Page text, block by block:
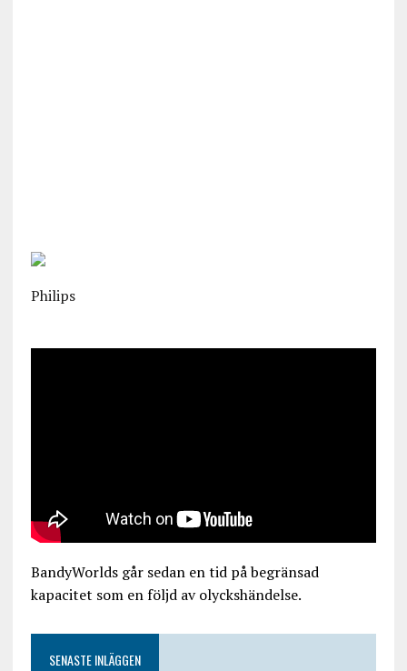
Philips
BandyWorlds går sedan en tid på begränsad
kapacitet som en följd av olyckshändelse.
SENASTE INLÄGGEN